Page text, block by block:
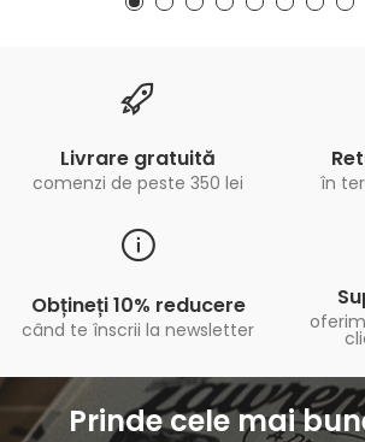
Livrare gratuită
comenzi de peste 350 lei în
Obțineți 10% reducere
când te înscrii la newsletter
Prinde cele mai